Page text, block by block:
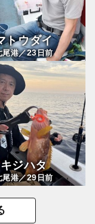
トウダイ
尾港／23日前
キジハタ
尾港／29日前